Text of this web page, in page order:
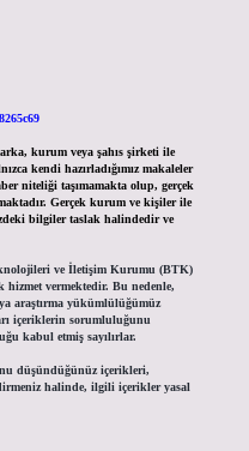
kurum veya şahıs şirketi ile
kendi hazırladığımız makaleler
niteliği taşımamakta olup, gerçek
Gerçek kurum ve kişiler ile
bilgiler taslak halindedir ve
ve İletişim Kurumu (BTK)
hizmet vermektedir. Bu nedenle,
araştırma yükümlülüğümüz
içeriklerin sorumluluğunu
kabul etmiş sayılırlar.
düşündüğünüz içerikleri,
halinde, ilgili içerikler yasal